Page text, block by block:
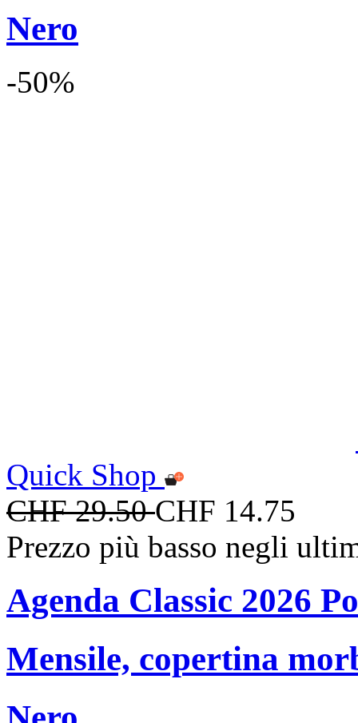
Nero
-50%
Quick Shop
CHF 29.50CHF 14.75
Prezzo più basso negli
Agenda Classic 2026
Mensile, copertina